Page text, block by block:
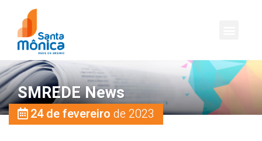
SMREDE News
24 de fevereiro de 2023